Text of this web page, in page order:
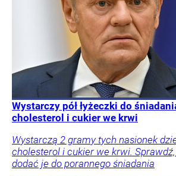
Wystarczy pół łyżeczki do
cholesterol i cukier we krwi
Wystarczą 2 gramy tych nasionek
cholesterol i cukier we krwi.
dodać je do porannego śniadania